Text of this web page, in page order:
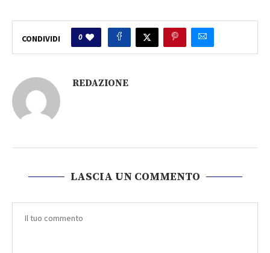
CONDIVIDI 0
REDAZIONE
LASCIA UN COMMENTO